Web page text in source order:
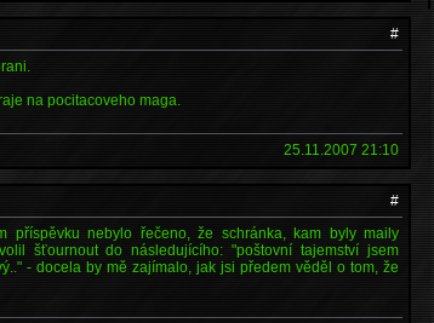
#
na pocitacoveho maga.
25.11.2007 21:10
#
nebylo řečeno, že schránka, kam byly maily
šťournout do následujícího: "poštovní tajemství jsem
- docela by mě zajímalo, jak jsi předem věděl o tom, že